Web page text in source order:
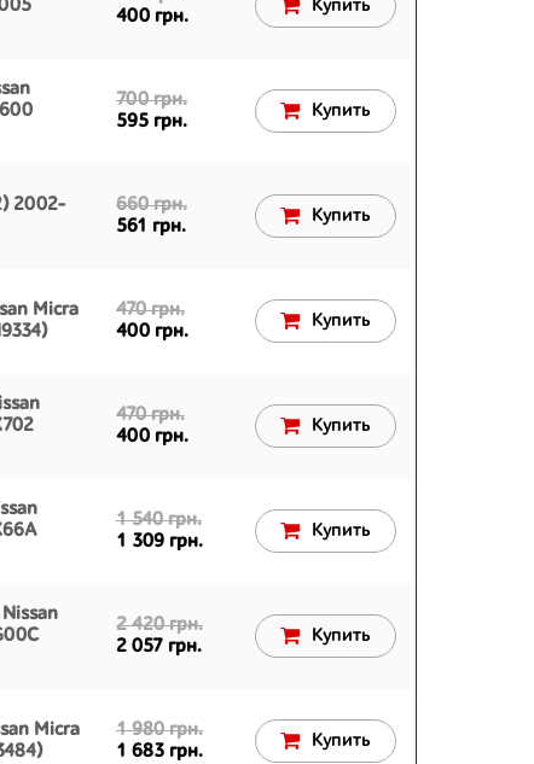
400 грн.
Купить
700 грн.
595 грн.
Купить
2002-
660 грн.
561 грн.
Купить
Micra
470 грн.
400 грн.
Купить
470 грн.
400 грн.
Купить
1 540 грн.
1 309 грн.
Купить
2 420 грн.
2 057 грн.
Купить
Micra
1 980 грн.
1 683 грн.
Купить